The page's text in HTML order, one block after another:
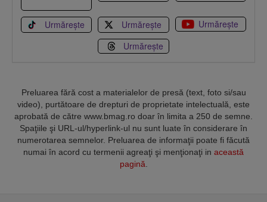
Urmărește Urmărește
Urmărește
Urmărește
Preluarea fără cost a materialelor de presă (text, foto si/sau
video), purtătoare de drepturi de proprietate intelectuală, este
aprobată de către www.bmag.ro doar în limita a 250 de semne.
Spaţiile şi URL-ul/hyperlink-ul nu sunt luate în considerare în
numerotarea semnelor. Preluarea de informaţii poate fi făcută
numai în acord cu termenii agreaţi şi menţionaţi in această
pagină